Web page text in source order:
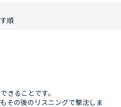
順
きることです。
その後のリスニングで撃沈しま